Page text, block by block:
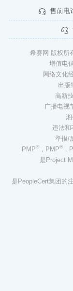
售前电
希赛网 版权
增值电
网络文化
出版
高新
广播电视
违法和
举报/
PMP®，PMP®，
是Project
是PeopleCert集团的